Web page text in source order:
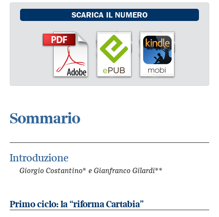
SCARICA IL NUMERO
Sommario
Introduzione
Giorgio Costantino* e Gianfranco Gilardi**
Primo ciclo: la “riforma Cartabia”